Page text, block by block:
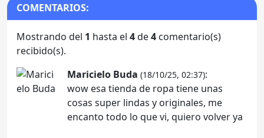
COMENTARIOS:
Mostrando del 1 hasta el 4de4 comentario(s)
recibido(s).
Maricielo Buda (18/10/25, 02:37):
wow esa tienda de ropa tiene unas
cosas super lindas y originales, me
encanto todo lo que vi, quiero volver ya